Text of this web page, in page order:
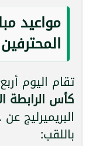
مواعيد
تقام اليوم
كأس الرابطة
البريميرليج
باللقب: